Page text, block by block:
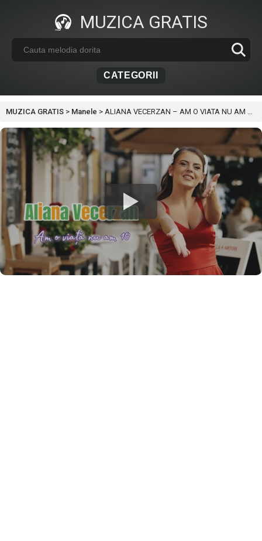
MUZICA GRATIS
CATEGORII
MUZICA GRATIS > Manele > ALIANA VECERZAN – AM O VIATA NU AM ZECE